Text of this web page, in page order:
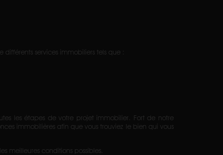
services immobiliers tels que :
les étapes de votre projet immobilier. Fort de notre
immobilières afin que vous trouviez le bien qui vous
meilleures conditions possibles.